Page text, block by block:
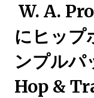
W. A.
にヒップ
ンプルパ
Hop &